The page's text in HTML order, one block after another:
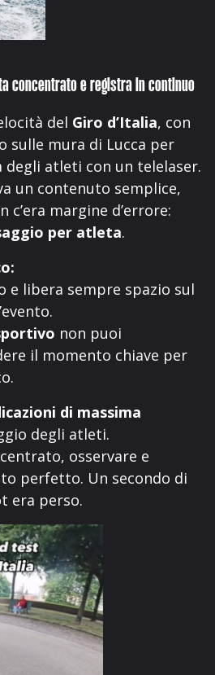
concentrato e registra in continuo
del Giro d’Italia, con
sulle mura di Lucca per
degli atleti con un telelaser.
un contenuto semplice,
c’era margine d’errore:
per atleta.
e libera sempre spazio sul
non puoi
il momento chiave per
di massima
degli atleti.
osservare e
perfetto. Un secondo di
era perso.